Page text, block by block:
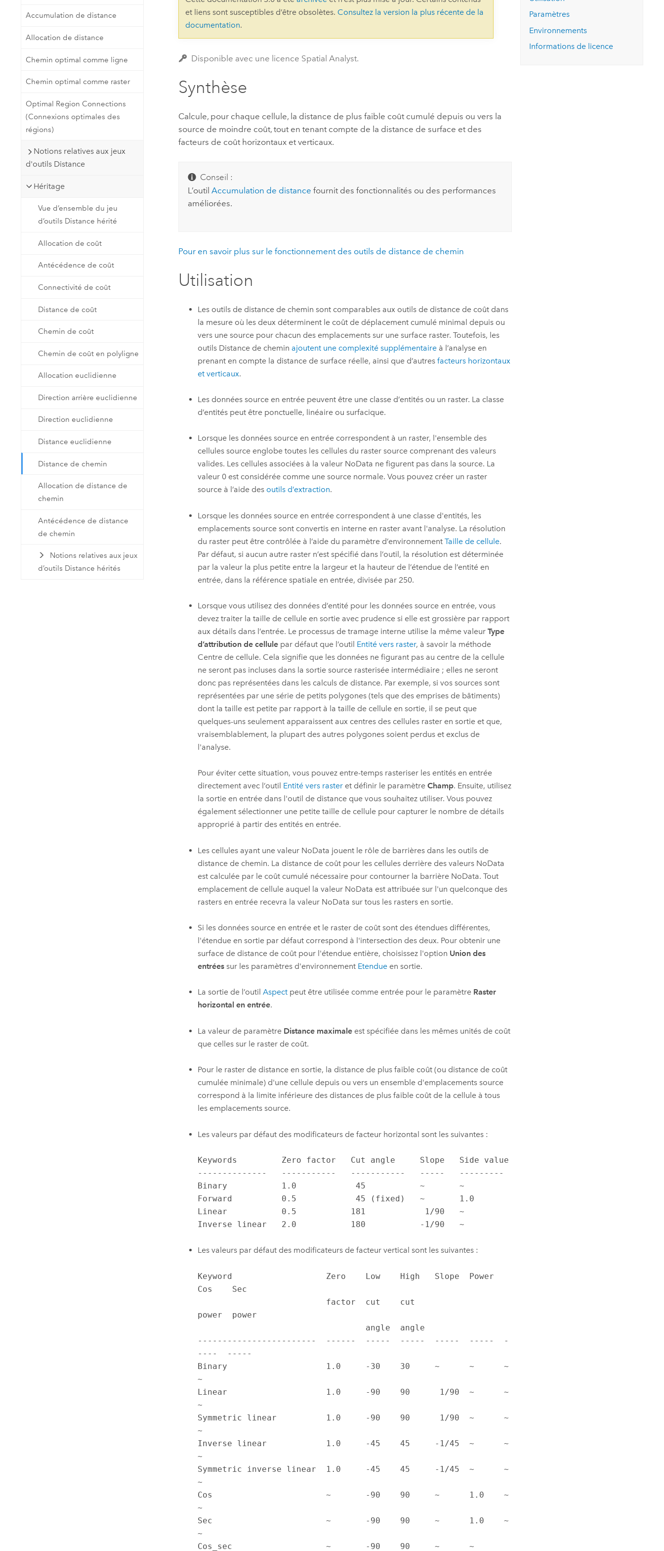
Technologie Developer
cartographie et d’analyse spatiale
Tous les produits
essai gratuit.
Ressources naturelles Explorer ce cours
professionnels et
perspectives et
l’univers
Lire le récit
Accumulation de distance
Allocation de distance
Chemin optimal comme ligne
Chemin optimal comme raster
Optimal Region Connections
(Connexions optimales des
régions)
Notions relatives aux jeux
d'outils Distance
Héritage
Vue d’ensemble du jeu
d’outils Distance hérité
Allocation de coût
Antécédence de coût
Connectivité de coût
Distance de coût
Chemin de coût
Chemin de coût en polyligne
Allocation euclidienne
Direction arrière euclidienne
Direction euclidienne
Distance euclidienne
Distance de chemin
Allocation de distance de
chemin
Antécédence de distance
de chemin
Notions relatives aux jeux
d’outils Distance hérités
et liens sont susceptibles d’être obsolètes. Consultez la version la plus récente de la
documentation.
Disponible avec une licence Spatial Analyst.
Synthèse
Calcule, pour chaque cellule, la distance de plus faible coût cumulé depuis ou vers la
source de moindre coût, tout en tenant compte de la distance de surface et des
facteurs de coût horizontaux et verticaux.
Conseil :
L’outil Accumulation de distance fournit des fonctionnalités ou des performances
améliorées.
Pour en savoir plus sur le fonctionnement des outils de distance de chemin
Utilisation
Les outils de distance de chemin sont comparables aux outils de distance de coût dans
la mesure où les deux déterminent le coût de déplacement cumulé minimal depuis ou
vers une source pour chacun des emplacements sur une surface raster. Toutefois, les
outils Distance de chemin ajoutent une complexité supplémentaireà l’analyse en
prenant en compte la distance de surface réelle, ainsi que d’autres facteurs horizontaux
et verticaux.
Les données source en entrée peuvent être une classe d’entités ou un raster. La classe
d’entités peut être ponctuelle, linéaire ou surfacique.
Lorsque les données source en entrée correspondent à un raster, l'ensemble des
cellules source englobe toutes les cellules du raster source comprenant des valeurs
valides. Les cellules associées à la valeur NoData ne figurent pas dans la source. La
valeur 0 est considérée comme une source normale. Vous pouvez créer un raster
source à l’aide des outils d’extraction.
Lorsque les données source en entrée correspondent à une classe d'entités, les
emplacements source sont convertis en interne en raster avant l'analyse. La résolution
du raster peut être contrôlée à l’aide du paramètre d’environnement Taille de cellule.
Par défaut, si aucun autre raster n’est spécifié dans l’outil, la résolution est déterminée
par la valeur la plus petite entre la largeur et la hauteur de l’étendue de l’entité en
entrée, dans la référence spatiale en entrée, divisée par 250.
Lorsque vous utilisez des données d’entité pour les données source en entrée, vous
devez traiter la taille de cellule en sortie avec prudence si elle est grossière par rapport
aux détails dans l’entrée. Le processus de tramage interne utilise la même valeur Type
d’attribution de cellulepar défaut que l’outil Entité vers raster, à savoir la méthode
Centre de cellule. Cela signifie que les données ne figurant pas au centre de la cellule
ne seront pas incluses dans la sortie source rasterisée intermédiaire ; elles ne seront
donc pas représentées dans les calculs de distance. Par exemple, si vos sources sont
représentées par une série de petits polygones (tels que des emprises de bâtiments)
dont la taille est petite par rapport à la taille de cellule en sortie, il se peut que
quelques-uns seulement apparaissent aux centres des cellules raster en sortie et que,
vraisemblablement, la plupart des autres polygones soient perdus et exclus de
l'analyse.
Pour éviter cette situation, vous pouvez entre-temps rasteriser les entités en entrée
directement avec l’outil Entité vers rasteret définir le paramètre Champ. Ensuite, utilisez
la sortie en entrée dans l'outil de distance que vous souhaitez utiliser. Vous pouvez
également sélectionner une petite taille de cellule pour capturer le nombre de détails
approprié à partir des entités en entrée.
Les cellules ayant une valeur NoData jouent le rôle de barrières dans les outils de
distance de chemin. La distance de coût pour les cellules derrière des valeurs NoData
est calculée par le coût cumulé nécessaire pour contourner la barrière NoData. Tout
emplacement de cellule auquel la valeur NoData est attribuée sur l'un quelconque des
rasters en entrée recevra la valeur NoData sur tous les rasters en sortie.
Si les données source en entrée et le raster de coût sont des étendues différentes,
l'étendue en sortie par défaut correspond à l'intersection des deux. Pour obtenir une
surface de distance de coût pour l'étendue entière, choisissez l'option Union des
entréessur les paramètres d'environnement Etendueen sortie.
La sortie de l’outil Aspectpeut être utilisée comme entrée pour le paramètre Raster
horizontal en entrée.
La valeur de paramètre Distance maximaleest spécifiée dans les mêmes unités de coût
que celles sur le raster de coût.
Pour le raster de distance en sortie, la distance de plus faible coût (ou distance de coût
cumulée minimale) d'une cellule depuis ou vers un ensemble d'emplacements source
correspond à la limite inférieure des distances de plus faible coût de la cellule à tous
les emplacements source.
Les valeurs par défaut des modificateurs de facteur horizontal sont les suivantes :
Keywords         Zero factor   Cut angle     Slope   Side value
--------------   -----------   -----------   -----   ---------
Binary           1.0            45           ~       ~
Forward          0.5            45 (fixed)   ~       1.0
Linear           0.5           181            1/90   ~
Inverse linear   2.0           180           -1/90   ~
Les valeurs par défaut des modificateurs de facteur vertical sont les suivantes :
Keyword                   Zero    Low    High   Slope  Power
Cos    Sec
power  power
------------------------  ------  -----  -----  -----  -----  -
----  -----
Binary                    1.0     -30    30     ~      ~      ~
~
Linear                    1.0     -90    90      1/90  ~      ~
~
Symmetric linear          1.0     -90    90      1/90  ~      ~
~
Inverse linear            1.0     -45    45     -1/45  ~      ~
~
Symmetric inverse linear  1.0     -45    45     -1/45  ~      ~
~
Cos                       ~       -90    90     ~      1.0    ~
~
Sec                       ~       -90    90     ~      1.0    ~
~
Cos_sec                   ~       -90    90     ~      ~
Paramètres
Environnements
Informations de licence